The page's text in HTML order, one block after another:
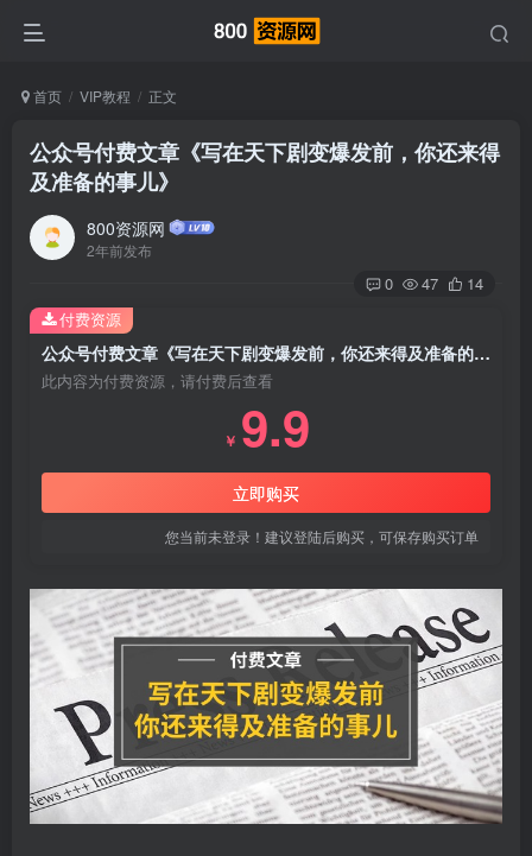
首页 VIP教程 正文
公众号付费文章《写在天下剧变爆发前，你还来得
及准备的事儿》
800资源网
2年前发布
0 47 14
公众号付费文章《写在天下剧变爆发前，你还来得及准备的事儿》
此内容为付费资源，请付费后查看
￥ 9.9
立即购买
您当前未登录！建议登陆后购买，可保存购买订单
付费资源